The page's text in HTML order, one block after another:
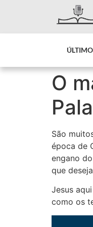
O
São
época de
engano
que
Jesus
como os